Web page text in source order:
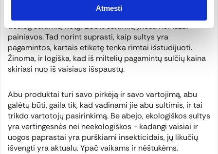
Atmesti
iš šių sulčių gauto koncentrato, vėliau sumaišyto su
tiesiog sultimis, netgi 100% sultimis, įneša nemažai
painiavos. Tad norint suprasti, kaip sultys yra
pagamintos, kartais etiketę tenka rimtai išstudijuoti.
Žinoma, ir logiška, kad iš miltelių pagamintų sulčių kaina
skiriasi nuo iš vaisiaus išspaustų.
Abu produktai turi savo pirkėją ir savo vartojimą, abu
galėtų būti, gaila tik, kad vadinami jie abu sultimis, ir tai
trikdo vartotojų pasirinkimą. Be abejo, ekologiškos sultys
yra vertingesnės nei neekologiškos - kadangi vaisiai ir
uogos paprastai yra purškiami insekticidais, jų likučių
išvengti yra aktualu. Ypač vaikams ir nėštukėms.